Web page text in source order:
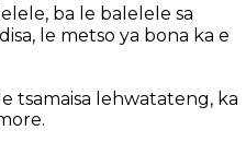
ba le balelele sa
le metso ya bona ka e
tsamaisa lehwatateng, ka